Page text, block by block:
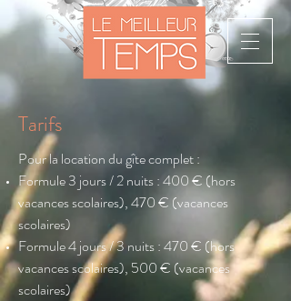
Tarifs
Pour la location du gîte complet :
Formule 3 jours / 2 nuits : 400 € (hors
vacances scolaires), 470 € (vacances
scolaires)
Formule 4 jours / 3 nuits : 470 € (hors
vacances scolaires), 500 € (vacances
scolaires)